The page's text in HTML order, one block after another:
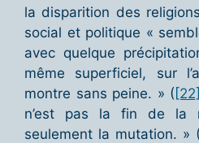
la disparition des
social et politique «
avec quelque
même superficiel, sur
montre sans peine. » ([22]
n’est pas la fin de la
seulement la mutation. »